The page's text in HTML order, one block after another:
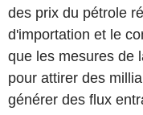
des prix du pétrole
d'importation et le
que les mesures de
pour attirer des
générer des flux